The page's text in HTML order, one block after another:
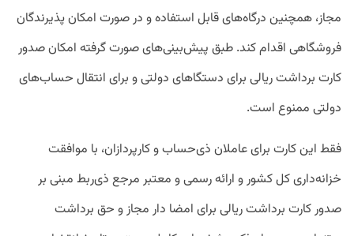
مجاز، همچنین درگاه‌های قابل استفاده و در صورت امکان‌ پذیرندگان
فروشگاهی اقدام کند. طبق پیش‌بینی‌های صورت گرفته امکان صدور
کارت برداشت ریالی برای دستگا‌‌های دولتی و برای انتقال حساب‌های
دولتی ممنوع است.
فقط این کارت برای عاملان ذی‌حساب و کارپردازان، با موافقت
خزانه‌داری کل کشور و ارائه رسمی و معتبر مرجع ذی‌ربط مبنی بر
صدور کارت برداشت ریالی برای امضا دار مجاز و حق برداشت